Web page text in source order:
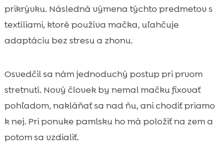
prikrývku. Následná výmena týchto predmetov s
textíliami, ktoré používa mačka, uľahčuje
adaptáciu bez stresu a zhonu.
Osvedčil sa nám jednoduchý postup pri prvom
stretnutí. Nový človek by nemal mačku fixovať
pohľadom, nakláňať sa nad ňu, ani chodiť priamo
k nej. Pri ponuke pamlsku ho má položiť na zem a
potom sa vzdialiť.